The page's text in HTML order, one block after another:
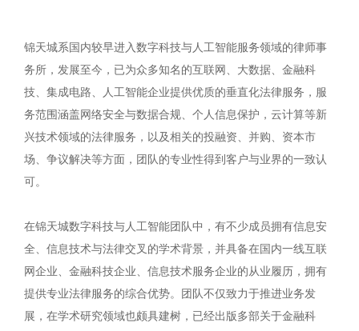
锦天城系国内较早进入数字科技与人工智能服务领域的律师事
务所，发展至今，已为众多知名的互联网、大数据、金融科
技、集成电路、人工智能企业提供优质的垂直化法律服务，服
务范围涵盖网络安全与数据合规、个人信息保护，云计算等新
兴技术领域的法律服务，以及相关的投融资、并购、资本市
场、争议解决等方面，团队的专业性得到客户与业界的一致认
可。
在锦天城数字科技与人工智能团队中，有不少成员拥有信息安
全、信息技术与法律交叉的学术背景，并具备在国内一线互联
网企业、金融科技企业、信息技术服务企业的从业履历，拥有
提供专业法律服务的综合优势。团队不仅致力于推进业务发
展，在学术研究领域也颇具建树，已经出版多部关于金融科